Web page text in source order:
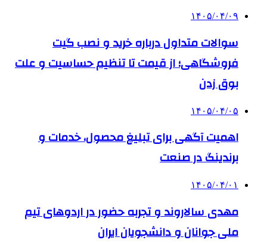
۱۴۰۵/۰۴/۰۹
سوالات متداول درباره خرید و نصب گیت
فروشگاهی؛ از قیمت تا تنظیم حساسیت و علت
بوق زدن
۱۴۰۵/۰۴/۰۵
اهمیت آگهی برای تبلیغ محصول، خدمات و
برندینگ در صنعت
۱۴۰۵/۰۴/۰۱
مهدی سالاروند و تجربه حضور در اردوهای تیم
ملی جوانان و دانشجویان ایران